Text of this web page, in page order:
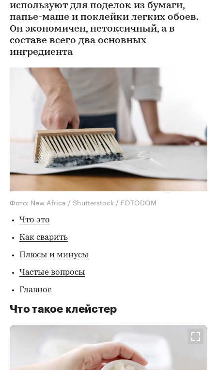
используют для поделок из бумаги,
папье-маше и поклейки легких обоев.
Он экономичен, нетоксичный, а в
составе всего два основных
ингредиента
Фото: New Africa / Shutterstock / FOTODOM
Что это
Как сварить
Плюсы и минусы
Частые вопросы
Главное
Что такое клейстер